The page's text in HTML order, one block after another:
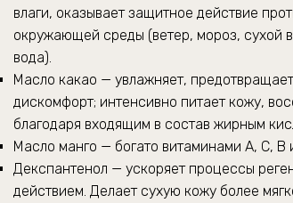
влаги, оказывает защитное действие
окружающей среды (ветер, мороз, сухой
вода).
Масло какао — увлажняет,
дискомфорт; интенсивно питает кожу,
благодаря входящим в состав жирным
Масло манго — богато витаминами А, С, В
Декспантенол — ускоряет процессы
действием. Делает сухую кожу более